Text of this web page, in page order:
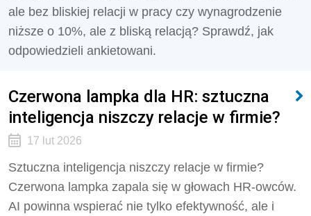
ale bez bliskiej relacji w pracy czy wynagrodzenie
niższe o 10%, ale z bliską relacją? Sprawdź, jak
odpowiedzieli ankietowani.
Czerwona lampka dla HR: sztuczna
inteligencja niszczy relacje w firmie?
17 lut 2026
Sztuczna inteligencja niszczy relacje w firmie?
Czerwona lampka zapala się w głowach HR-owców.
AI powinna wspierać nie tylko efektywność, ale i